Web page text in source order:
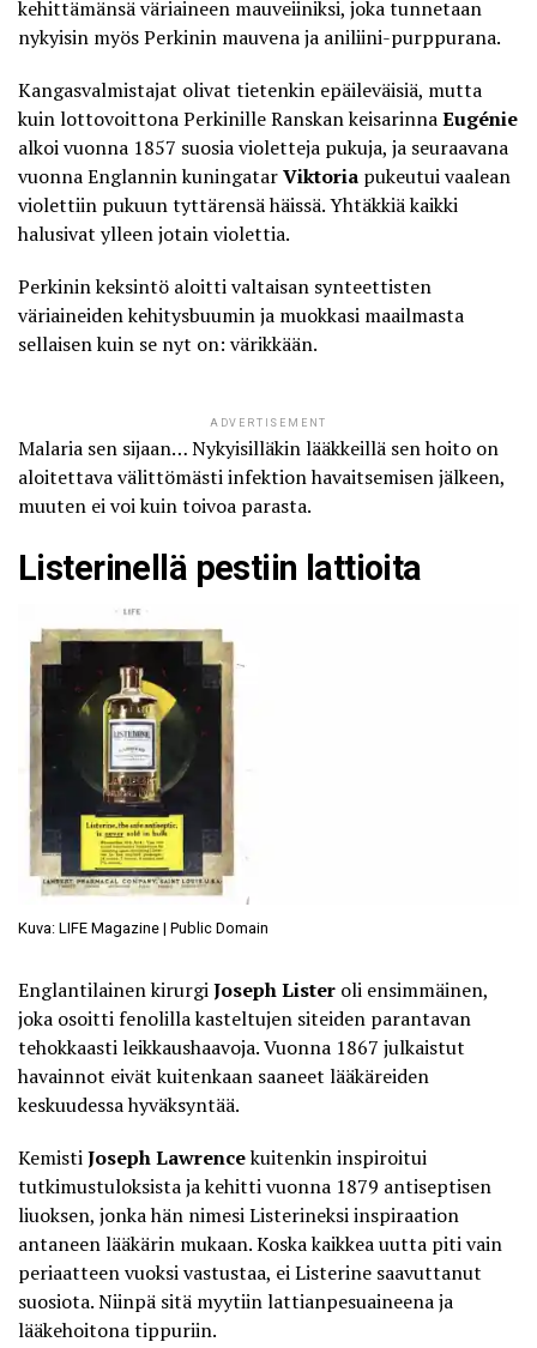
kehittämänsä väriaineen mauveiiniksi, joka tunnetaan
nykyisin myös Perkinin mauvena ja aniliini-purppurana.
Kangasvalmistajat olivat tietenkin epäileväisiä, mutta
kuin lottovoittona Perkinille Ranskan keisarinnaEugénie
alkoi vuonna 1857 suosia violetteja pukuja, ja seuraavana
vuonna Englannin kuningatarViktoria pukeutui vaalean
violettiin pukuun tyttärensä häissä. Yhtäkkiä kaikki
halusivat ylleen jotain violettia.
Perkinin keksintö aloitti valtaisan synteettisten
väriaineiden kehitysbuumin ja muokkasi maailmasta
sellaisen kuin se nyt on: värikkään.
ADVERTISEMENT
Malaria sen sijaan… Nykyisilläkin lääkkeillä sen hoito on
aloitettava välittömästi infektion havaitsemisen jälkeen,
muuten ei voi kuin toivoa parasta.
Listerinellä pestiin lattioita
Kuva: LIFE Magazine | Public Domain
Englantilainen kirurgiJoseph Lister oli ensimmäinen,
joka osoitti fenolilla kasteltujen siteiden parantavan
tehokkaasti leikkaushaavoja. Vuonna 1867 julkaistut
havainnot eivät kuitenkaan saaneet lääkäreiden
keskuudessa hyväksyntää.
KemistiJoseph Lawrencekuitenkin inspiroitui
tutkimustuloksista ja kehitti vuonna 1879 antiseptisen
liuoksen, jonka hän nimesi Listerineksi inspiraation
antaneen lääkärin mukaan. Koska kaikkea uutta piti vain
periaatteen vuoksi vastustaa, ei Listerine saavuttanut
suosiota. Niinpä sitä myytiin lattianpesuaineena ja
lääkehoitona tippuriin.